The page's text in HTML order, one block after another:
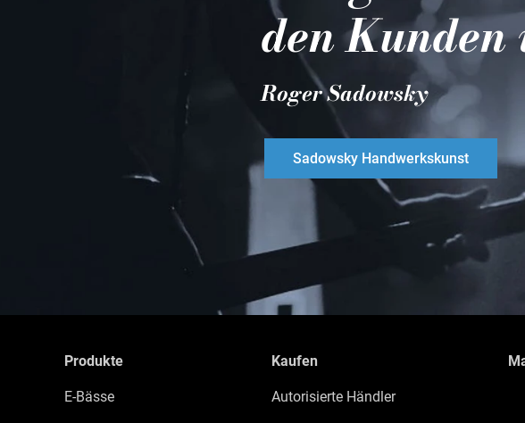
den
Roger Sadowsky
Sadowsky Handwerkskunst
Produkte
E-Bässe
Kaufen
Autorisierte Händler